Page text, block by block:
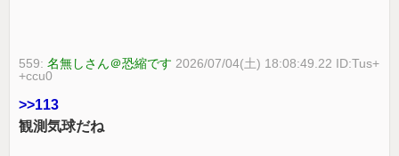
559:名無しさん＠恐縮です 2026/07/04(土) 18:08:49.22 ID:Tus+
+ccu0
>>113
観測気球だね